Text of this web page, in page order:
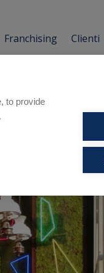
to provide
Franchising Clienti